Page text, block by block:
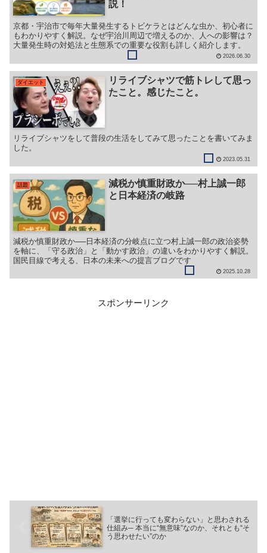
説！
京都・宇治市で毎年大量発生するトビケラとはどんな虫か、初心者に
もわかりやすく解説。なぜ宇治川周辺で増えるのか、人への影響は？
大量発生時の対処法と生態系での重要な役割も詳しく紹介します。
2026.06.30
ダイエット
リライブシャツで筋トレして思っ
たこと。感じたこと。
リライブシャツをして普段の生活をしてみて思ったことを書いてみま
した。
2023.05.31
話題
減税か慎重財政か──村上誠一郎
と日本経済の岐路
減税か慎重財政か──日本経済の分岐点に立つ村上誠一郎の政治姿勢
を軸に、「守る政治」と「動かす政治」の違いをわかりやすく解説。
国民目線で考える、日本の未来への提言ブログです
2025.10.28
スポンサーリンク
「選挙に行っても変わらない」と思わされる
仕組み─ 本当に“無意味”なのか、それとも“そ
う思わせたい”のか